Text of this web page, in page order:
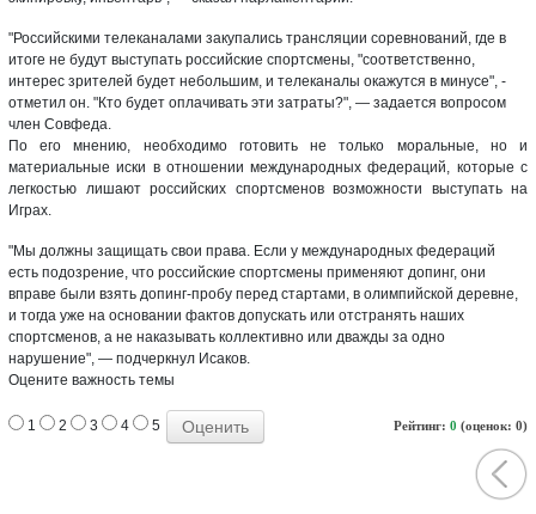
"Российскими телеканалами закупались трансляции соревнований, где в
итоге не будут выступать российские спортсмены, "соответственно,
интерес зрителей будет небольшим, и телеканалы окажутся в минусе", -
отметил он. "Кто будет оплачивать эти затраты?", — задается вопросом
член Совфеда.
По его мнению, необходимо готовить не только моральные, но и
материальные иски в отношении международных федераций, которые с
легкостью лишают российских спортсменов возможности выступать на
Играх.
"Мы должны защищать свои права. Если у международных федераций
есть подозрение, что российские спортсмены применяют допинг, они
вправе были взять допинг-пробу перед стартами, в олимпийской деревне,
и тогда уже на основании фактов допускать или отстранять наших
спортсменов, а не наказывать коллективно или дважды за одно
нарушение", — подчеркнул Исаков.
Оцените важность темы
Рейтинг: 0 (оценок: 0)
1 2 3 4 5